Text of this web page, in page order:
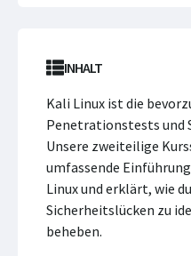
INHALT
Kali Linux ist die
Penetrationstests und
Unsere zweiteilige
umfassende
Linux und erklärt, wie
Sicherheitslücken zu
beheben.